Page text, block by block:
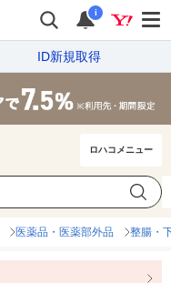
i
ID新規取得
ロハコメニュー
医薬品・医薬部外品 整腸・